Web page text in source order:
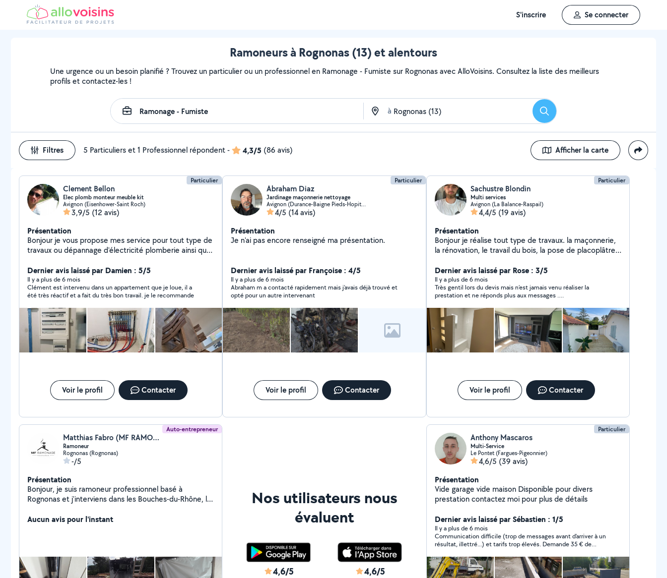
S'inscrire Se connecter
Ramoneurs à Rognonas (13) et alentours
Une urgence ou un besoin planifié ? Trouvez un particulier ou un professionnel en Ramonage - Fumiste sur Rognonas avec AlloVoisins. Consultez la liste des meilleurs
profils et contactez-les !
à Rechercher
Filtres 5 Particuliers et 1 Professionnel répondent- 4,3/5 (86 avis) Afficher la carte
Particulier
Clement Bellon
Elec plomb monteur meuble kit
Avignon (Eisenhower-Saint Roch)
3,9/5 (12 avis)
Présentation
Bonjour je vous propose mes service pour tout type de
travaux ou dépannage d'électricité plomberie ainsi que
adoucisseur , Clim , cheminée chaudière fioul gaz
électrique
Dernier avis laissé par Damien : 5/5
Il y a plus de 6 mois
Clément est intervenu dans un appartement que je loue, il a
été très réactif et a fait du très bon travail. je le recommande
Voir le profil Contacter
Particulier
Abraham Diaz
Jardinage maçonnerie nettoyage
Avignon (Durance-Baigne Pieds-Hopital)
4/5 (14 avis)
Présentation
Je n'ai pas encore renseigné ma présentation.
Dernier avis laissé par Françoise : 4/5
Il y a plus de 6 mois
Abraham m a contacté rapidement mais j’avais déjà trouvé et
opté pour un autre intervenant
Voir le profil Contacter
Particulier
Sachustre Blondin
Multi services
Avignon (La Balance-Raspail)
4,4/5 (19 avis)
Présentation
Bonjour je réalise tout type de travaux. la maçonnerie,
la rénovation, le travail du bois, la pose de placoplâtre
l'électricité, le carrelage, etc. Je peut également
intervenir dans la rénovation et l'entretien des
extérieurs de votre habitat.
Dernier avis laissé par Rose : 3/5
Il y a plus de 6 mois
Très gentil lors du devis mais n’est jamais venu réaliser la
prestation et ne réponds plus aux messages ….
Voir le profil Contacter
Auto-entrepreneur
Matthias Fabro (MF RAMONAGE)
Ramoneur
Rognonas (Rognonas)
-/5
Présentation
Bonjour, je suis ramoneur professionnel basé à
Rognonas et j'interviens dans les Bouches-du-Rhône, le
bois, poêles à granulés, cheminées et inserts fermés.
Aucun avis pour l'instant
Nos utilisateurs nous
évaluent
4,6/5 4,6/5
Particulier
Anthony Mascaros
Multi-Service
Le Pontet (Fargues-Pigeonnier)
4,6/5 (39 avis)
Présentation
Vide garage vide maison Disponible pour divers
prestation contactez moi pour plus de détails
Dernier avis laissé par Sébastien : 1/5
Il y a plus de 6 mois
Communication difficile (trop de messages avant d'arriver à un
résultat, illettré...) et tarifs trop élevés. Demande 35 € de
"Allovoisins".